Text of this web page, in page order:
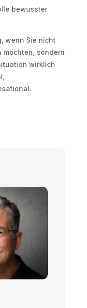
bewusster
wenn Sie nicht
möchten, sondern
wirklich